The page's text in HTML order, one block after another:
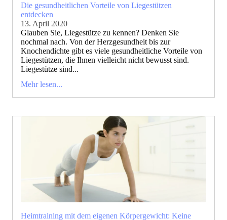
Die gesundheitlichen Vorteile von Liegestützen
entdecken
13. April 2020
Glauben Sie, Liegestütze zu kennen? Denken Sie
nochmal nach. Von der Herzgesundheit bis zur
Knochendichte gibt es viele gesundheitliche Vorteile von
Liegestützen, die Ihnen vielleicht nicht bewusst sind.
Liegestütze sind...
Mehr lesen...
Heimtraining mit dem eigenen Körpergewicht: Keine